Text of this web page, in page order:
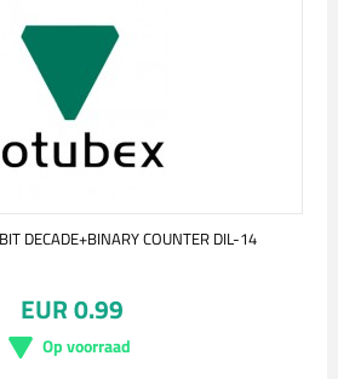
DECADE+BINARY COUNTER DIL-14
EUR 0.99
Op voorraad